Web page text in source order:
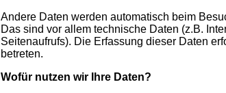
Andere Daten werden automatisch beim
Das sind vor allem technische Daten (z.B.
Seitenaufrufs). Die Erfassung dieser Daten
betreten.
Wofür nutzen wir Ihre Daten?